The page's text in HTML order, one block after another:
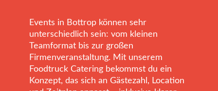
Events in Bottrop können sehr
unterschiedlich sein: vom kleinen
Teamformat bis zur großen
Firmenveranstaltung. Mit unserem
Foodtruck Catering bekommst du ein
Konzept, das sich an Gästezahl, Location